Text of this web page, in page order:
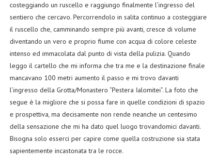
costeggiando un ruscello e raggiungo finalmente l’ingresso del
sentiero che cercavo. Percorrendolo in salita continuo a costeggiare
il ruscello che, camminando sempre più avanti, cresce di volume
diventando un vero e proprio fiume con acqua di colore celeste
intenso ed immacolata dal punto di vista della pulizia. Quando
leggo il cartello che mi informa che tra me e la destinazione finale
mancavano 100 metri aumento il passo e mi trovo davanti
l’ingresso della Grotta/Monastero “Pestera Ialomitei”. La foto che
segue è la migliore che si possa fare in quelle condizioni di spazio
e prospettiva, ma decisamente non rende neanche un centesimo
della sensazione che mi ha dato quel luogo trovandomici davanti.
Bisogna solo esserci per capire come quella costruzione sia stata
sapientemente incastonata tra le rocce.